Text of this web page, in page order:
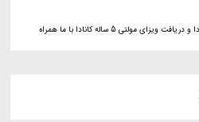
برای دیدار از شگفتی های کشور زیبای کانادا و دریافت ویزای مولتی 5 ساله کانادا با ما همراه